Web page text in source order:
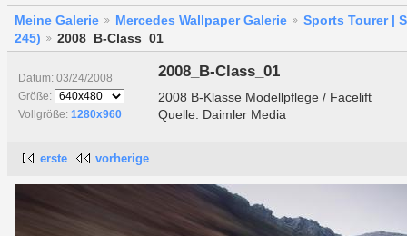
Meine Galerie Mercedes Wallpaper Galerie
Sports Tourer |
245)
2008_B-Class_01
Datum: 03/24/2008
Größe:
Vollgröße: 1280x960
2008_B-Class_01
2008 B-Klasse Modellpflege / Facelift
Quelle: Daimler Media
erste vorherige